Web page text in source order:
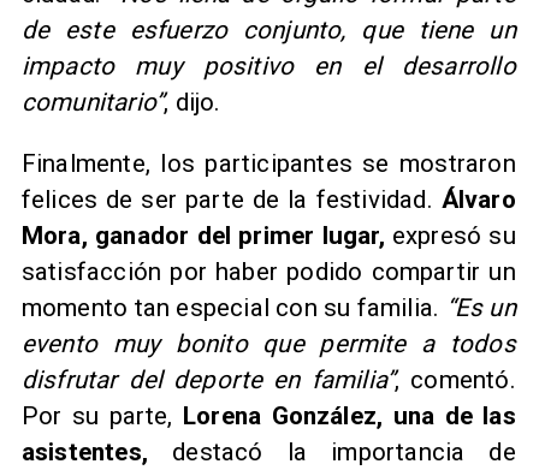
de este esfuerzo conjunto, que tiene un
impacto muy positivo en el desarrollo
comunitario”, dijo.
Finalmente, los participantes se mostraron
felices de ser parte de la festividad. Álvaro
Mora, ganador del primer lugar, expresó su
satisfacción por haber podido compartir un
momento tan especial con su familia. “Es un
evento muy bonito que permite a todos
disfrutar del deporte en familia”, comentó.
Por su parte, Lorena González, una de las
asistentes, destacó la importancia de